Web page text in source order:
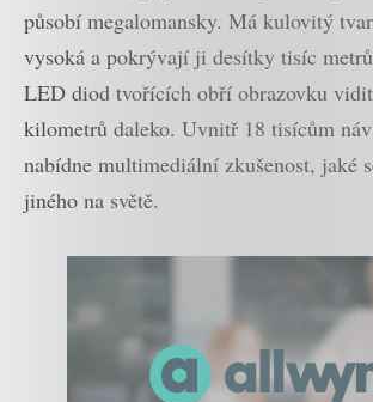
působí megalomansky. Má kulovitý
vysoká a pokrývají ji desítky tisíc
LED diod tvořících obří obrazovku
kilometrů daleko. Uvnitř 18 tisícům
nabídne multimediální zkušenost, jaké
jiného na světě.